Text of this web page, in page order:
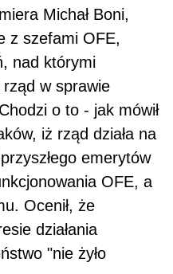
Michał Boni,
z szefami OFE,
nad którymi
w sprawie
o to - jak mówił
iż rząd działa na
emerytów
OFE, a
Ocenił, że
działania
"nie żyło